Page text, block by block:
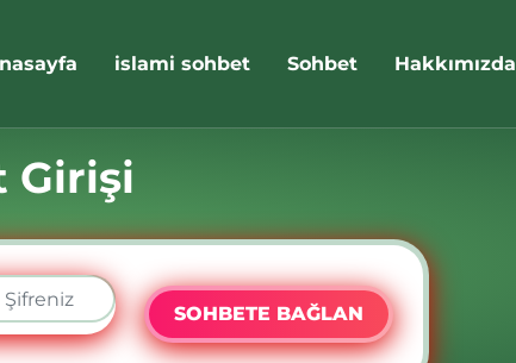
islami sohbet Sohbet Hakkımızda
Girişi
SOHBETE BAĞLAN